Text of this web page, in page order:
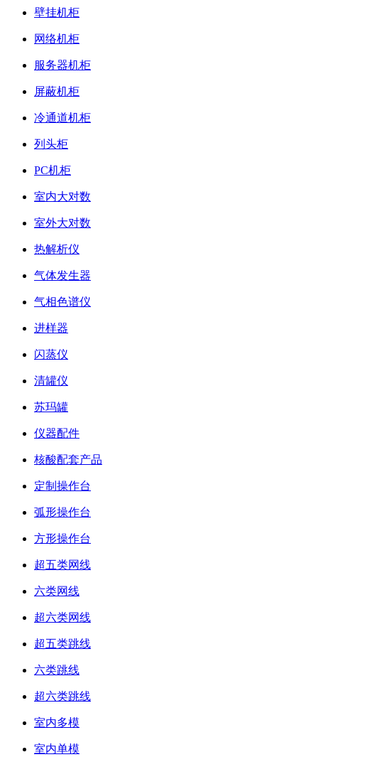
壁挂机柜
网络机柜
服务器机柜
屏蔽机柜
冷通道机柜
列头柜
PC机柜
室内大对数
室外大对数
热解析仪
气体发生器
气相色谱仪
进样器
闪蒸仪
清罐仪
苏玛罐
仪器配件
核酸配套产品
定制操作台
弧形操作台
方形操作台
超五类网线
六类网线
超六类网线
超五类跳线
六类跳线
超六类跳线
室内多模
室内单模